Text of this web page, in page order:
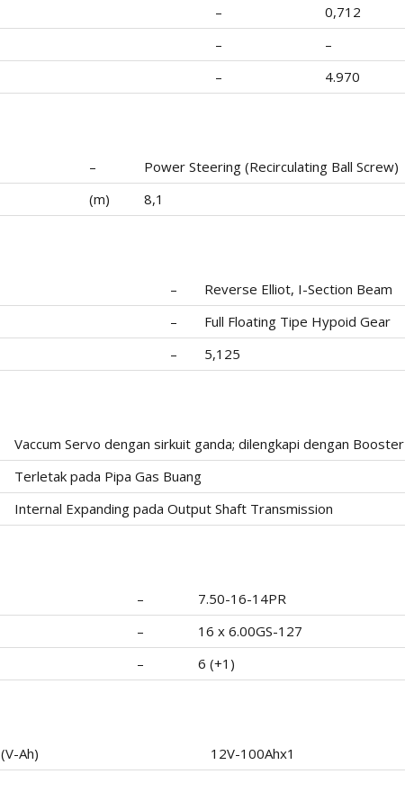
–
0,712
–
–
– 4.970
–
Power Steering (Recirculating Ball Screw)
(m) 8,1
–
Reverse Elliot, I-Section Beam
–
Full Floating Tipe Hypoid Gear
– 5,125
Vaccum Servo dengan sirkuit ganda; dilengkapi dengan Booster
Terletak pada Pipa Gas Buang
Internal Expanding pada Output Shaft Transmission
–
7.50-16-14PR
–
16 x 6.00GS-127
– 6 (+1)
(V-Ah) 12V-100Ahx1